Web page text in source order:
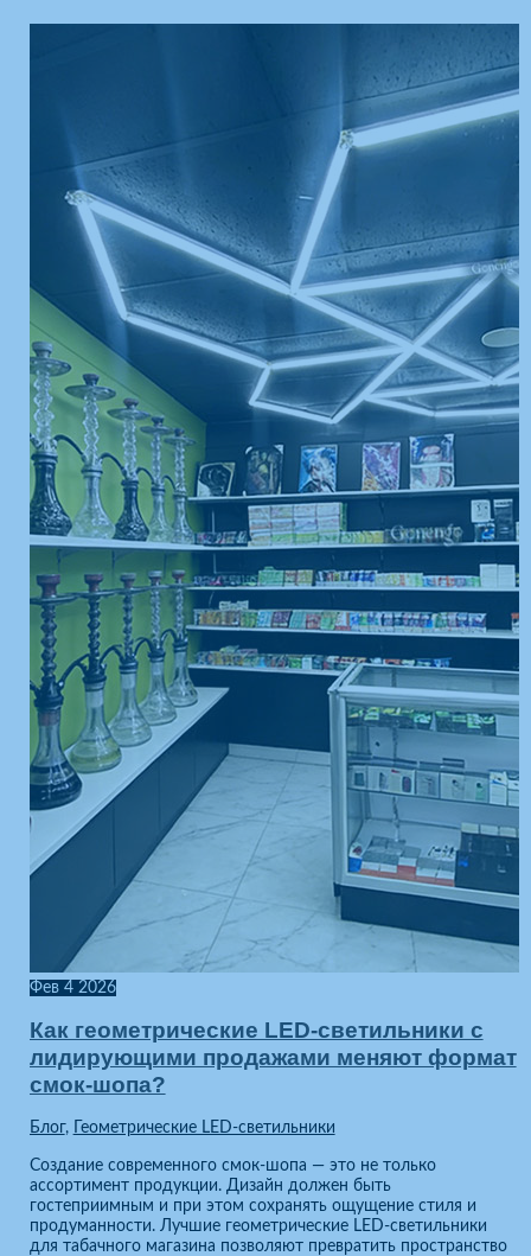
Фев 4 2026
Как геометрические LED-светильники с
лидирующими продажами меняют формат
смок-шопа?
Блог, Геометрические LED-светильники
Создание современного смок-шопа — это не только
ассортимент продукции. Дизайн должен быть
гостеприимным и при этом сохранять ощущение стиля и
продуманности. Лучшие геометрические LED-светильники
для табачного магазина позволяют превратить пространство